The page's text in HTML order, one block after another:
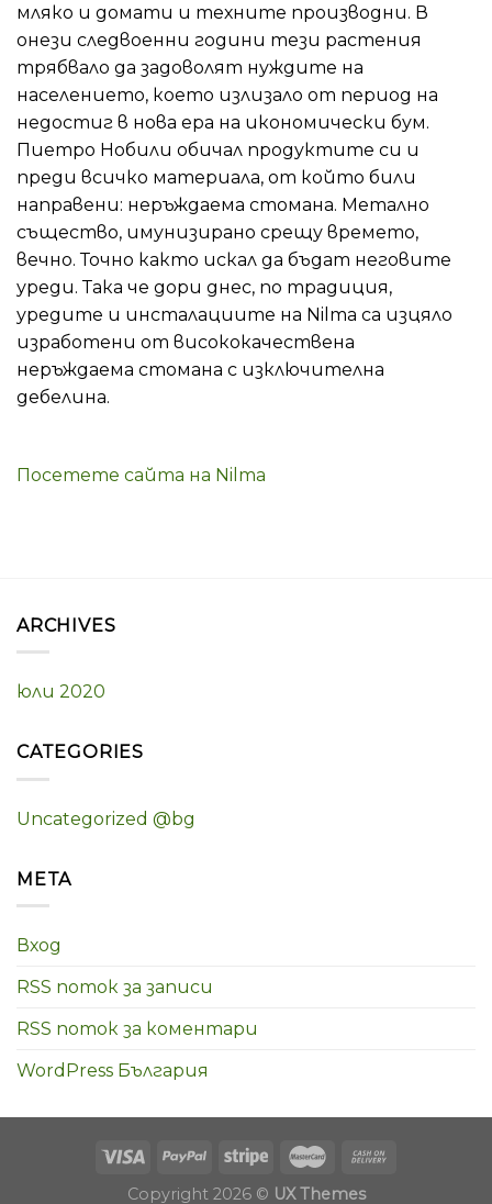
мляко и домати и техните производни. В
онези следвоенни години тези растения
трябвало да задоволят нуждите на
населението, което излизало от период на
недостиг в нова ера на икономически бум.
Пиетро Нобили обичал продуктите си и
преди всичко материала, от който били
направени: неръждаема стомана. Метално
същество, имунизирано срещу времето,
вечно. Точно както искал да бъдат неговите
уреди. Така че дори днес, по традиция,
уредите и инсталациите на Nilma са изцяло
изработени от висококачествена
неръждаема стомана с изключителна
дебелина.
Посетете сайта на Nilma
ARCHIVES
юли 2020
CATEGORIES
Uncategorized @bg
META
Вход
RSS поток за записи
RSS поток за коментари
WordPress България
Copyright 2026 © UX Themes